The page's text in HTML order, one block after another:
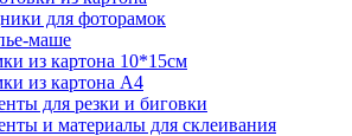
для фоторамок
маше
из картона 10*15см
из картона А4
для резки и биговки
и материалы для склеивания